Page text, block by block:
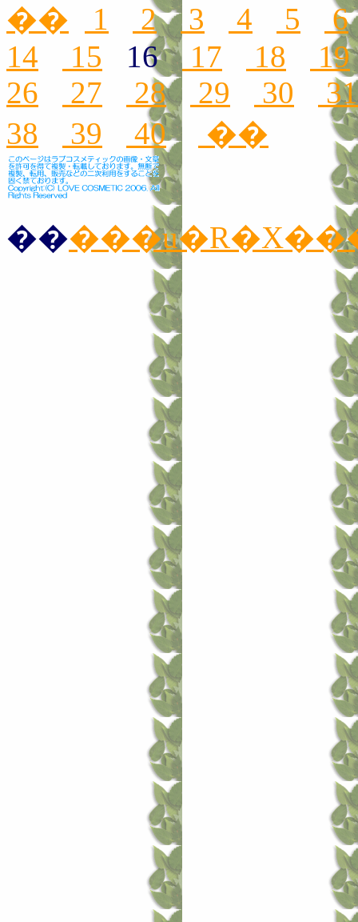
�� 1 2 3 4 5
6
14
15 16 17 18
19
26
27 28 29 30
31
38
39 40 ��
��